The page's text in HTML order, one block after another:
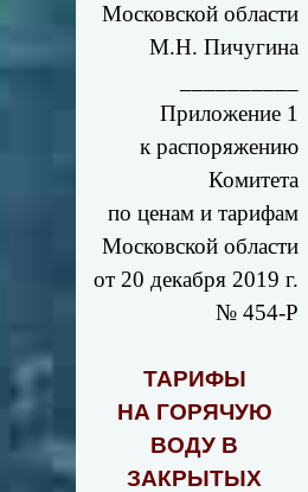
Московской области
М.Н. Пичугина
Приложение 1
к распоряжению
Комитета
по ценам и тарифам
Московской области
от 20 декабря 2019 г.
№ 454-Р
ТАРИФЫ
НА ГОРЯЧУЮ
ВОДУ В
ЗАКРЫТЫХ